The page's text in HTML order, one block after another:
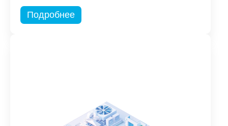
Подробнее